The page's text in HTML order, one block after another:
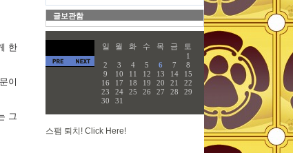
한
이
그
글보관함
일 월 화 수 목 금
토
1
2
3 4 5 6 7
8
9
10 11 12 13 14
15
16
17 18 19 20 21
22
23
24 25 26 27 28
29
30
31
스팸 퇴치! Click Here!